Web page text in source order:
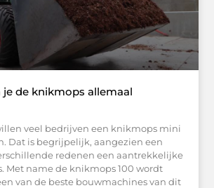
de knikmops allemaal
veel bedrijven een knikmops mini
Dat is begrijpelijk, aangezien een
redenen een aantrekkelijke
Met name de knikmops 100 wordt
van de beste bouwmachines van dit